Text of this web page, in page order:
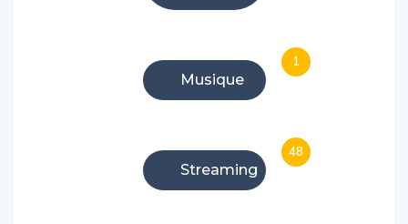
Musique
1
Streaming
48